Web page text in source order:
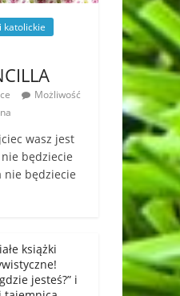
katolickie
Możliwość
wasz jest
będziecie
nie będziecie
książki
jesteś?” i